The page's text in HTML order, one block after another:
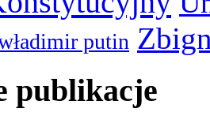
putin
publikacje